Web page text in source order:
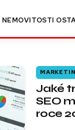
NEMOVITOSTI
Jaké
SEO
roce